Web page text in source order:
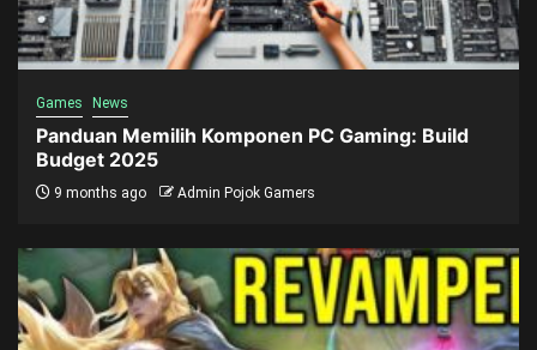
Games News
Panduan Memilih Komponen PC Gaming: Build
Budget 2025
9 months ago Admin Pojok Gamers